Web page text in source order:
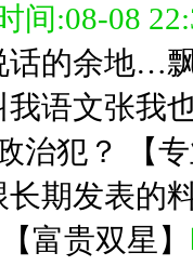
间:08-08
的余地…
我语文张我
治犯？
【
长期发表的
【富贵双星 】